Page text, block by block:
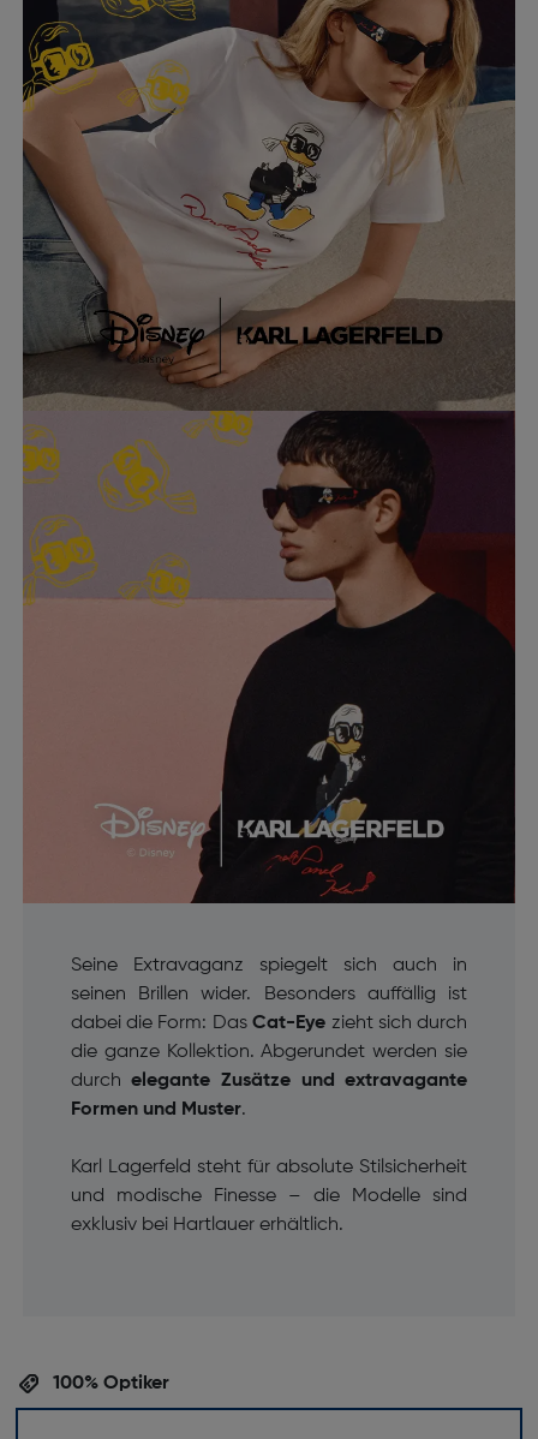
Seine Extravaganz spiegelt sich auch in
seinen Brillen wider. Besonders auffällig ist
dabei die Form: DasCat-Eye zieht sich durch
die ganze Kollektion. Abgerundet werden sie
durch elegante Zusätze und extravagante
Formen und Muster.
Karl Lagerfeld steht für absolute Stilsicherheit
und modische Finesse – die Modelle sind
exklusiv bei Hartlauer erhältlich.
100% Optiker